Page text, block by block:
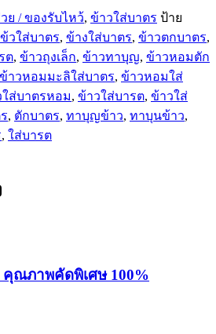
ย / ของรับไหว้, ข้าวใส่บาตร ป้าย
ข้วใส่บาตร, ข้างใส่บาตร, ข้าวตกบาตร,
ต, ข้าวถุงเล็ก, ข้าวทาบุญ, ข้าวหอมตัก
ข้าวหอมมะลิใส่บาตร, ข้าวหอมใส่
ส่บาตรหอม, ข้าวใส่บารต, ข้าวใส่
, ตักบาตร, ทาบุญข้าว, ทาบุนข้าว,
, ใส่บารต
คุณภาพคัดพิเศษ 100%